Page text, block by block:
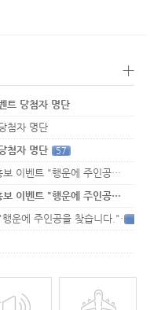
+
트 당첨자 명단
첨자 명단
첨자 명단
57
이벤트 "행운에 주인공…
보 이벤트 "행운에 주인공…
[무안공항 활성화] 가을전세기 홍보 이벤트 "행운에 주인공을 찾습니다."33